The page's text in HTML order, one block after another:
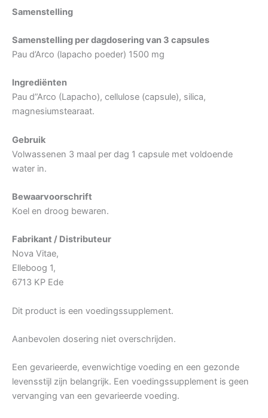
Samenstelling
Samenstelling per dagdosering van 3 capsules
Pau d’Arco (lapacho poeder) 1500 mg
Ingrediënten
Pau d”Arco (Lapacho), cellulose (capsule), silica,
magnesiumstearaat.
Gebruik
Volwassenen 3 maal per dag 1 capsule met voldoende
water in.
Bewaarvoorschrift
Koel en droog bewaren.
Fabrikant / Distributeur
Nova Vitae,
Elleboog 1,
6713 KP Ede
Dit product is een voedingssupplement.
Aanbevolen dosering niet overschrijden.
Een gevarieerde, evenwichtige voeding en een gezonde
levensstijl zijn belangrijk. Een voedingssupplement is geen
vervanging van een gevarieerde voeding.